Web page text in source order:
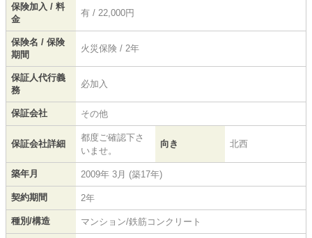
保険加入 / 料
金
有 / 22,000円
保険名 / 保険
期間
火災保険 / 2年
保証人代行義
務
必加入
保証会社 その他
保証会社詳細
都度ご確認下さ
いませ。
向き 北西
築年月 2009年 3月 (築17年)
契約期間 2年
種別/構造 マンション/鉄筋コンクリート